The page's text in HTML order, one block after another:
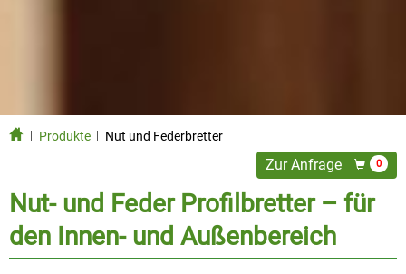
Produkte Nut und Federbretter
Zur Anfrage 0
Nut- und Feder Profilbretter – für
den Innen- und Außenbereich